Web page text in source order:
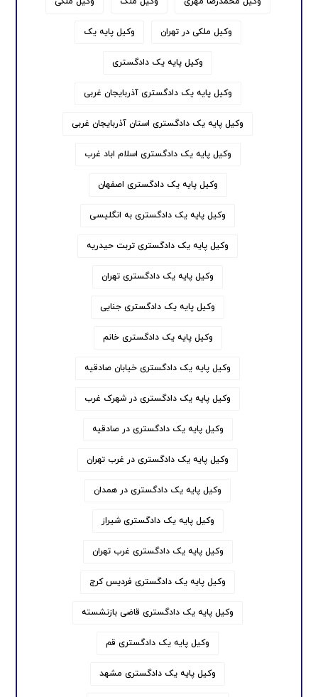
وکیل ملکی در تهران وکیل پایه یک
وکیل پایه یک دادگستری
وکیل پایه یک دادگستری آذربایجان غربی
وکیل پایه یک دادگستری استان آذربایجان غربی
وکیل پایه یک دادگستری اسلام اباد غرب
وکیل پایه یک دادگستری اصفهان
وکیل پایه یک دادگستری به انگلیسی
وکیل پایه یک دادگستری تربت حیدریه
وکیل پایه یک دادگستری تهران
وکیل پایه یک دادگستری جنایی
وکیل پایه یک دادگستری خانم
وکیل پایه یک دادگستری خیابان صادقیه
وکیل پایه یک دادگستری در شهرک غرب
وکیل پایه یک دادگستری در صادقیه
وکیل پایه یک دادگستری در غرب تهران
وکیل پایه یک دادگستری در همدان
وکیل پایه یک دادگستری شیراز
وکیل پایه یک دادگستری غرب تهران
وکیل پایه یک دادگستری فردیس کرج
وکیل پایه یک دادگستری قاضی بازنشسته
وکیل پایه یک دادگستری قم
وکیل پایه یک دادگستری مشهد